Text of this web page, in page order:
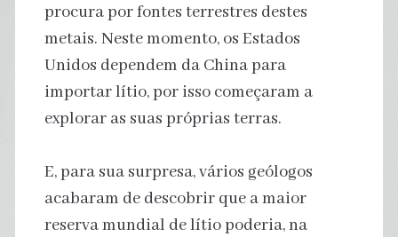
procura por fontes terrestres destes
metais. Neste momento, os Estados
Unidos dependem da China para
importar lítio, por isso começaram a
explorar as suas próprias terras.
E, para sua surpresa, vários geólogos
acabaram de descobrir que a maior
reserva mundial de lítio poderia, na